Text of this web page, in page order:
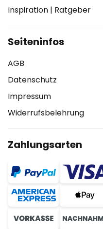
Inspiration | Ratgeber
Seiteninfos
AGB
Datenschutz
Impressum
Widerrufsbelehrung
Zahlungsarten